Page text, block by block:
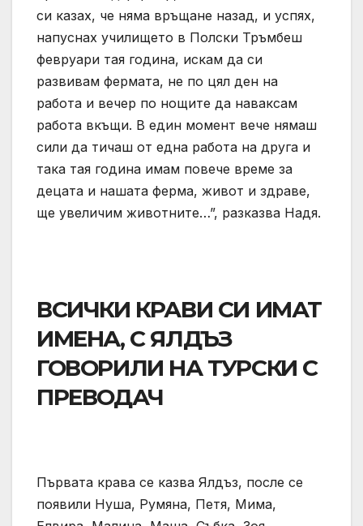
си казах, че няма връщане назад, и успях,
напуснах училището в Полски Тръмбеш
февруари тая година, искам да си
развивам фермата, не по цял ден на
работа и вечер по нощите да наваксам
работа вкъщи. В един момент вече нямаш
сили да тичаш от една работа на друга и
така тая година имам повече време за
децата и нашата ферма, живот и здраве,
ще увеличим животните…”, разказва Надя.
ВСИЧКИ КРАВИ СИ ИМАТ
ИМЕНА, С ЯЛДЪЗ
ГОВОРИЛИ НА ТУРСКИ С
ПРЕВОДАЧ
Първата крава се казва Ялдъз, после се
появили Нуша, Румяна, Петя, Мима,